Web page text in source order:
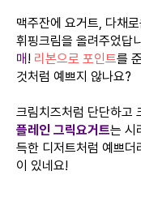
맥주잔에 요거트, 다채
휘핑크림을 올려주었답
매! 리본으로 포인트를
것처럼 예쁘지 않나요?
크림치즈처럼 단단하고
플레인 그릭요거트는 시
득한 디저트처럼 예쁘
이 있네요!